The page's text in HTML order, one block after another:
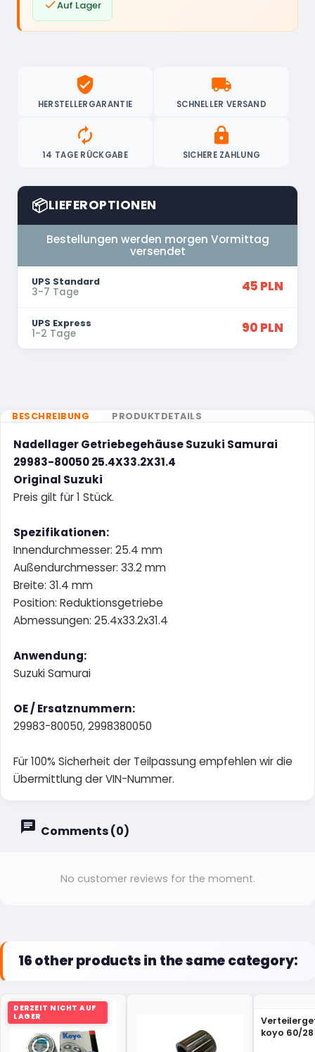
Auf Lager
verified_user
HERSTELLERGARANTIE
local_shipping
SCHNELLER VERSAND
autorenew
14 TAGE RÜCKGABE
lock
SICHERE ZAHLUNG
📦LIEFEROPTIONEN
Bestellungen werden morgen Vormittag
versendet
UPS Standard
3-7 Tage 45 PLN
UPS Express
1-2 Tage 90 PLN
BESCHREIBUNG PRODUKTDETAILS
Nadellager Getriebegehäuse Suzuki Samurai
29983-80050 25.4X33.2X31.4
Original Suzuki
Preis gilt für 1 Stück.
Spezifikationen:
Innendurchmesser: 25.4 mm
Außendurchmesser: 33.2 mm
Breite: 31.4 mm
Position: Reduktionsgetriebe
Abmessungen: 25.4x33.2x31.4
Anwendung:
Suzuki Samurai
OE / Ersatznummern:
29983-80050, 2998380050
Für 100% Sicherheit der Teilpassung empfehlen wir die
Übermittlung der VIN-Nummer.
Comments (0)
No customer reviews for the moment.
16 other products in the same category:
DERZEIT NICHT AUF
LAGER
koyo 60/28